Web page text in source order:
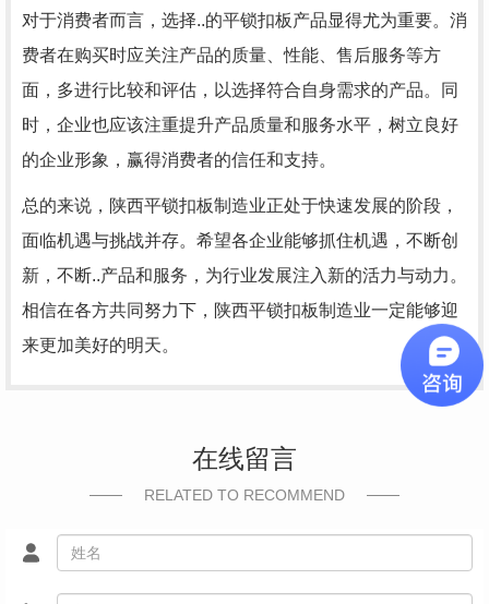
对于消费者而言，选择..的平锁扣板产品显得尤为重要。消
费者在购买时应关注产品的质量、性能、售后服务等方
面，多进行比较和评估，以选择符合自身需求的产品。同
时，企业也应该注重提升产品质量和服务水平，树立良好
的企业形象，赢得消费者的信任和支持。
总的来说，陕西平锁扣板制造业正处于快速发展的阶段，
面临机遇与挑战并存。希望各企业能够抓住机遇，不断创
新，不断..产品和服务，为行业发展注入新的活力与动力。
相信在各方共同努力下，陕西平锁扣板制造业一定能够迎
来更加美好的明天。
在线留言
RELATED TO RECOMMEND